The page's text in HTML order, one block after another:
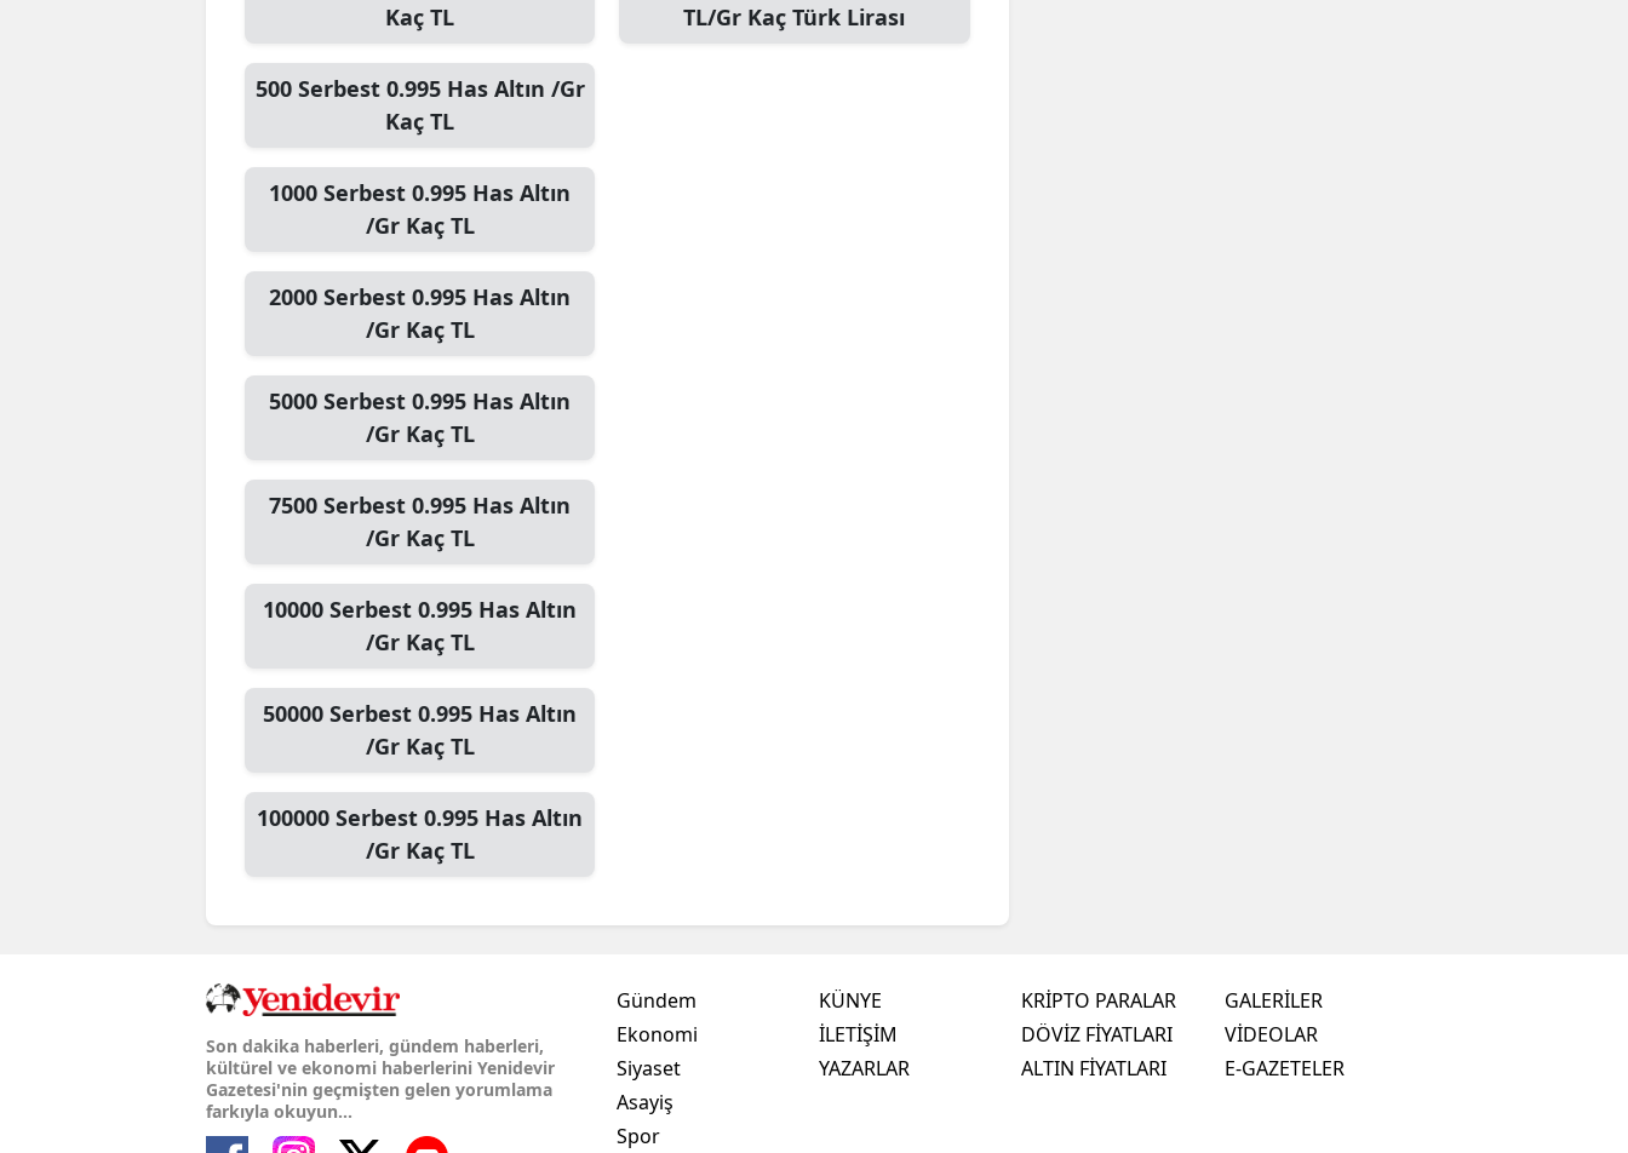
Kaç TL
500 Serbest 0.995 Has Altın /Gr
Kaç TL
1000Serbest 0.995 Has Altın
/GrKaç TL
2000Serbest 0.995 Has Altın
/GrKaç TL
5000Serbest 0.995 Has Altın
/GrKaç TL
7500Serbest 0.995 Has Altın
/GrKaç TL
10000Serbest 0.995 Has Altın
/GrKaç TL
50000Serbest 0.995 Has Altın
/GrKaç TL
100000Serbest 0.995 Has Altın
/GrKaç TL
TL/Gr Kaç Türk Lirası
Son dakika haberleri, gündem haberleri,
kültürel ve ekonomi haberlerini Yenidevir
Gazetesi'nin geçmişten gelen yorumlama
farkıyla okuyun...
Gündem
Ekonomi
Siyaset
Asayiş
Spor
KÜNYE
İLETİŞİM
YAZARLAR
KRİPTO PARALAR
DÖVİZ FİYATLARI
ALTIN FİYATLARI
GALERİLER
VİDEOLAR
E-GAZETELER